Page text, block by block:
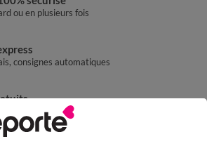
ou en plusieurs fois
consignes automatiques
avec Mondial Relay uniquement